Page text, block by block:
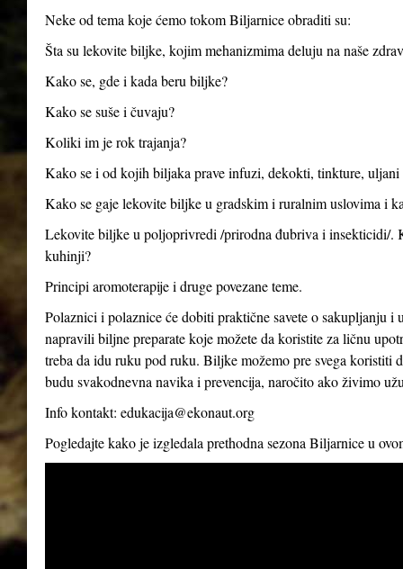
Neke od tema koje ćemo tokom Biljarnice obraditi su:
Šta su lekovite biljke, kojim mehanizmima deluju na naše
Kako se, gde i kada beru biljke?
Kako se suše i čuvaju?
Koliki im je rok trajanja?
Kako se i od kojih biljaka prave infuzi, dekokti, tinkture, uljani
Kako se gaje lekovite biljke u gradskim i ruralnim uslovima i
Lekovite biljke u poljoprivredi /prirodna đubriva i insekticidi/.
kuhinji?
Principi aromoterapije i druge povezane teme.
Polaznici i polaznice će dobiti praktične savete o sakupljanju
napravili biljne preparate koje možete da koristite za ličnu
treba da idu ruku pod ruku. Biljke možemo pre svega koristiti
budu svakodnevna navika i prevencija, naročito ako živimo
Info kontakt: edukacija@ekonaut.org
Pogledajte kako je izgledala prethodna sezona Biljarnice u